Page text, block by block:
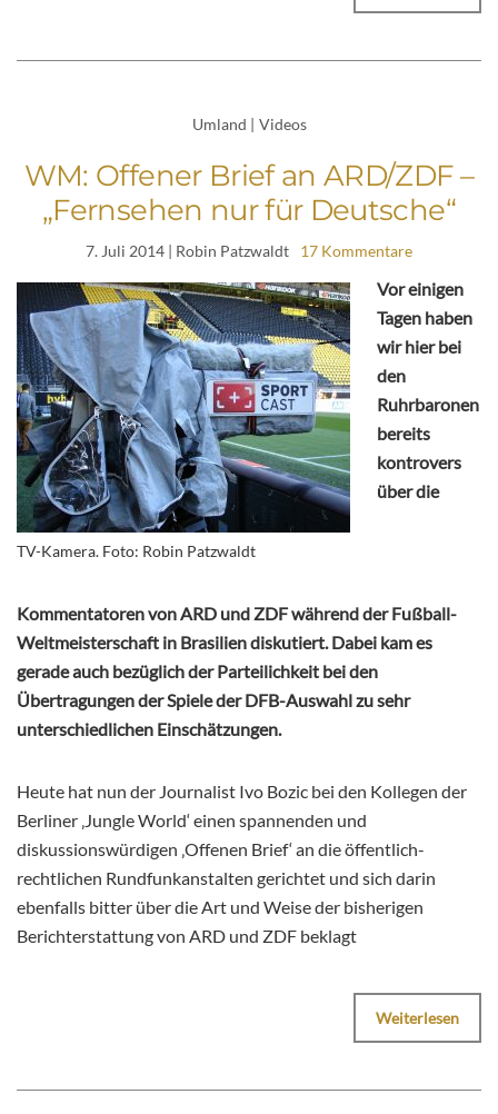
Umland | Videos
WM: Offener Brief an ARD/ZDF –
„Fernsehen nur für Deutsche“
7. Juli 2014 | Robin Patzwaldt 17 Kommentare
TV-Kamera. Foto: Robin Patzwaldt
Vor einigen
Tagen haben
wir hier bei
den
Ruhrbaronen
bereits
kontrovers
über die
Kommentatoren von ARD und ZDF während der Fußball-
Weltmeisterschaft in Brasilien diskutiert. Dabei kam es
gerade auch bezüglich der Parteilichkeit bei den
Übertragungen der Spiele der DFB-Auswahl zu sehr
unterschiedlichen Einschätzungen.
Heute hat nun der Journalist Ivo Bozic bei den Kollegen der
Berliner ‚Jungle World‘ einen spannenden und
diskussionswürdigen ‚Offenen Brief‘ an die öffentlich-
rechtlichen Rundfunkanstalten gerichtet und sich darin
ebenfalls bitter über die Art und Weise der bisherigen
Berichterstattung von ARD und ZDF beklagt
Weiterlesen